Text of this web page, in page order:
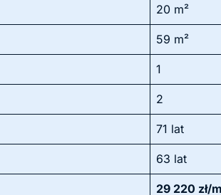
20 m²
59 m²
1
2
71 lat
63 lat
29 220 zł/